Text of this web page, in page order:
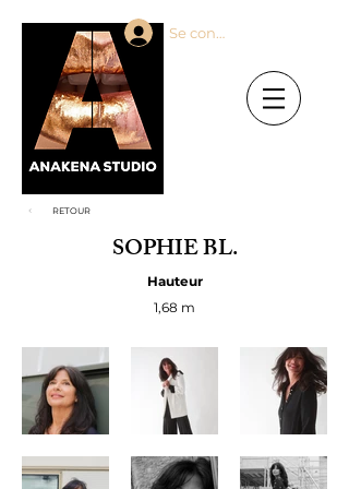
Se connecter
RETOUR
SOPHIE BL.
Hauteur
1,68 m